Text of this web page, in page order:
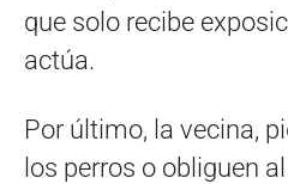
que solo recibe
actúa.
Por último, la vecina,
los perros o obliguen